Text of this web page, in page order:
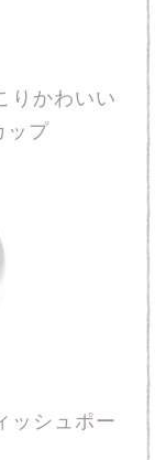
りかわいい
ップ
ッシュポー